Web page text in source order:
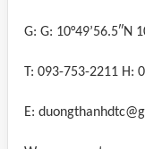
G: G: 10°49’56.5″N
T: 093-753-2211 H:
E: